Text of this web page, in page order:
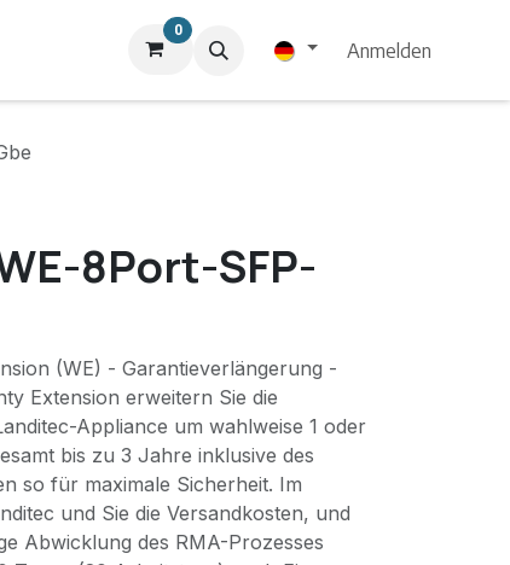
0
Anmelden
8Port-SFP-
(WE) - Garantieverlängerung -
Extension erweitern Sie die
Appliance um wahlweise 1 oder
bis zu 3 Jahre inklusive des
so für maximale Sicherheit. Im
und Sie die Versandkosten, und
Abwicklung des RMA-Prozesses